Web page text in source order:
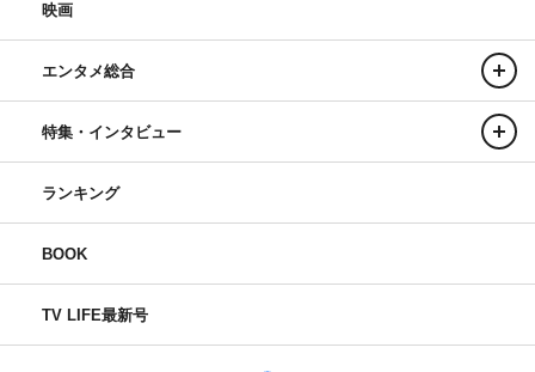
映画
エンタメ総合
特集・インタビュー
ランキング
BOOK
TV LIFE最新号